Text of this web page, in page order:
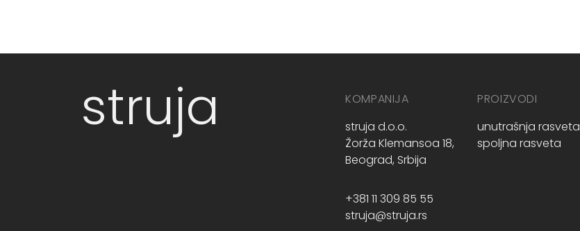
struja
KOMPANIJA
struja d.o.o.
Žorža Klemansoa 18,
Beograd, Srbija
+381 11 309 85 55
struja@struja.rs
PROIZVODI
unutrašnja rasveta
spoljna rasveta